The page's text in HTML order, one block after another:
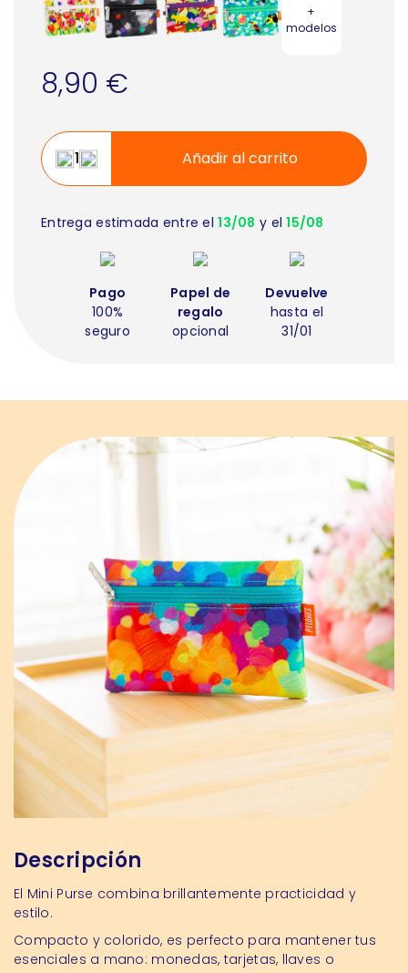
+
modelos
8,90 €
Añadir al carrito
Entrega estimada entre el13/08 y el15/08
Pago
100%
seguro
Papel de
regalo
opcional
Devuelve
hasta el
31/01
Descripción
El Mini Purse combina brillantemente practicidad y
estilo.
Compacto y colorido, es perfecto para mantener tus
esenciales a mano: monedas, tarjetas, llaves o